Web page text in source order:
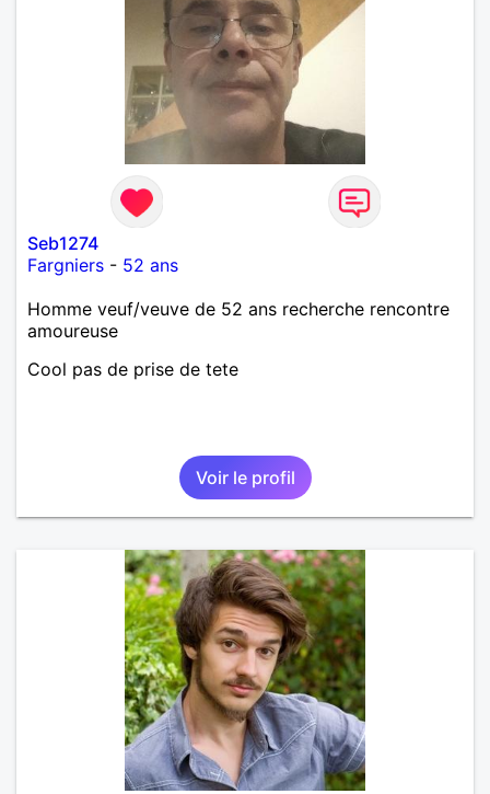
Seb1274
Fargniers - 52 ans
Homme veuf/veuve de 52 ans recherche rencontre
amoureuse
Cool pas de prise de tete
Voir le profil